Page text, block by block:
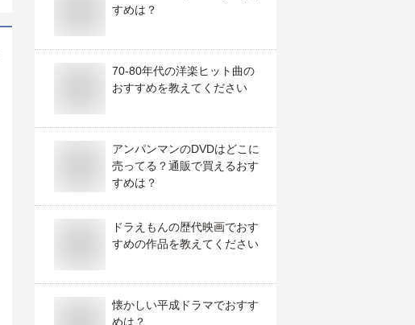
すめは？
70-80年代の洋楽ヒット曲の
おすすめを教えてください
アンパンマンのDVDはどこに
売ってる？通販で買えるおす
すめは？
ドラえもんの歴代映画でおす
すめの作品を教えてください
懐かしい平成ドラマでおすす
めは？